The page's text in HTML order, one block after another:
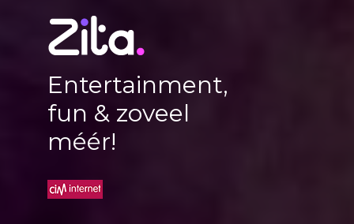
Entertainment,
fun & zoveel
méér!